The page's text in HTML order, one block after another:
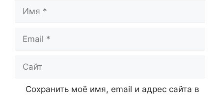
Имя
Email
Сайт
Сохранить моё имя, email и адрес сайта в